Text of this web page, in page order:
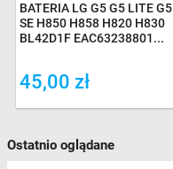
BATERIA LG G5 G5 LITE G5
SE H850 H858 H820 H830
BL42D1F EAC63238801...
45,00 zł
Ostatnio oglądane